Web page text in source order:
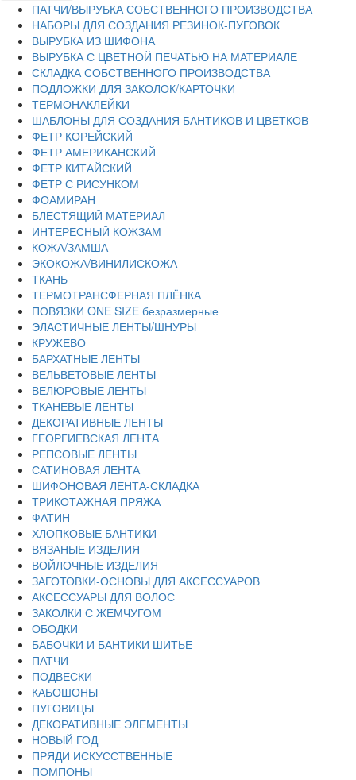
ПАТЧИ/ВЫРУБКА СОБСТВЕННОГО ПРОИЗВОДСТВА
НАБОРЫ ДЛЯ СОЗДАНИЯ РЕЗИНОК-ПУГОВОК
ВЫРУБКА ИЗ ШИФОНА
ВЫРУБКА С ЦВЕТНОЙ ПЕЧАТЬЮ НА МАТЕРИАЛЕ
СКЛАДКА СОБСТВЕННОГО ПРОИЗВОДСТВА
ПОДЛОЖКИ ДЛЯ ЗАКОЛОК/КАРТОЧКИ
ТЕРМОНАКЛЕЙКИ
ШАБЛОНЫ ДЛЯ СОЗДАНИЯ БАНТИКОВ И ЦВЕТКОВ
ФЕТР КОРЕЙСКИЙ
ФЕТР АМЕРИКАНСКИЙ
ФЕТР КИТАЙСКИЙ
ФЕТР С РИСУНКОМ
ФОАМИРАН
БЛЕСТЯЩИЙ МАТЕРИАЛ
ИНТЕРЕСНЫЙ КОЖЗАМ
КОЖА/ЗАМША
ЭКОКОЖА/ВИНИЛИСКОЖА
ТКАНЬ
ТЕРМОТРАНСФЕРНАЯ ПЛЁНКА
ПОВЯЗКИ ONE SIZE безразмерные
ЭЛАСТИЧНЫЕ ЛЕНТЫ/ШНУРЫ
КРУЖЕВО
БАРХАТНЫЕ ЛЕНТЫ
ВЕЛЬВЕТОВЫЕ ЛЕНТЫ
ВЕЛЮРОВЫЕ ЛЕНТЫ
ТКАНЕВЫЕ ЛЕНТЫ
ДЕКОРАТИВНЫЕ ЛЕНТЫ
ГЕОРГИЕВСКАЯ ЛЕНТА
РЕПСОВЫЕ ЛЕНТЫ
САТИНОВАЯ ЛЕНТА
ШИФОНОВАЯ ЛЕНТА-СКЛАДКА
ТРИКОТАЖНАЯ ПРЯЖА
ФАТИН
ХЛОПКОВЫЕ БАНТИКИ
ВЯЗАНЫЕ ИЗДЕЛИЯ
ВОЙЛОЧНЫЕ ИЗДЕЛИЯ
ЗАГОТОВКИ-ОСНОВЫ ДЛЯ АКСЕССУАРОВ
АКСЕССУАРЫ ДЛЯ ВОЛОС
ЗАКОЛКИ С ЖЕМЧУГОМ
ОБОДКИ
БАБОЧКИ И БАНТИКИ ШИТЬЕ
ПАТЧИ
ПОДВЕСКИ
КАБОШОНЫ
ПУГОВИЦЫ
ДЕКОРАТИВНЫЕ ЭЛЕМЕНТЫ
НОВЫЙ ГОД
ПРЯДИ ИСКУССТВЕННЫЕ
ПОМПОНЫ